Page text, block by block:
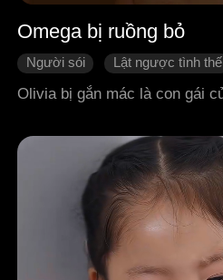
Omega bị ruồng bỏ
Người sói Lật ngược tình thế
Một yêu nhiều người
Cứu rỗi